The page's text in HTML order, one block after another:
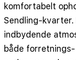
komfortabelt
Sendling-
indbydende
både